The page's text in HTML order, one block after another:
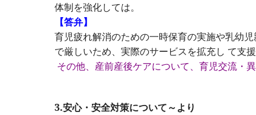
体制を強化しては。
【答弁】
育児疲れ解消のための一時保育の実施や乳幼
で厳しいため、実際のサービスを拡充し て支
その他、産前産後ケアについて、育児交流・
3.安心・安全対策について～より